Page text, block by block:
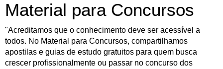
Material para Concursos
"Acreditamos que o conhecimento deve ser acessível a
todos. No Material para Concursos, compartilhamos
apostilas e guias de estudo gratuitos para quem busca
crescer profissionalmente ou passar no concurso dos